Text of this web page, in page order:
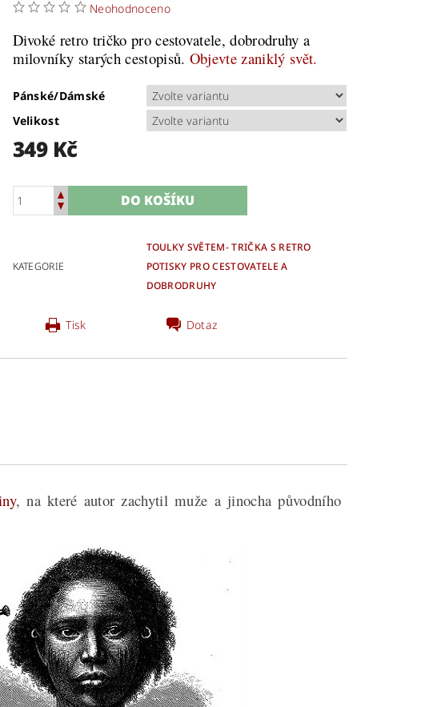
Neohodnoceno
Divoké retro tričko pro cestovatele, dobrodruhy a
milovníky starých cestopisů. Objevte zaniklý svět.
Pánské/Dámské
Velikost
349 Kč
KATEGORIE
TOULKY SVĚTEM- TRIČKA S RETRO
POTISKY PRO CESTOVATELE A
DOBRODRUHY
Tisk Dotaz
, na které autor zachytil muže a jinocha původního